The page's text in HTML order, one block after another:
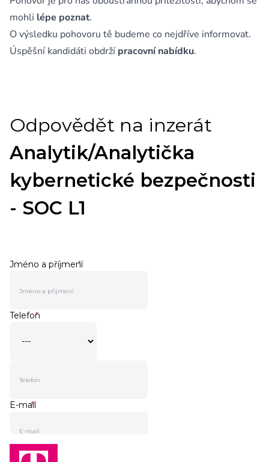
mohli lépe poznat.
O výsledku pohovoru tě budeme co nejdříve informovat.
Úspěšní kandidáti obdržípracovní nabídku.